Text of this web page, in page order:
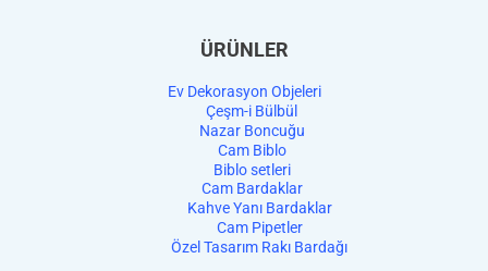
ÜRÜNLER
Ev Dekorasyon Objeleri
Çeşm-i Bülbül
Nazar Boncuğu
Cam Biblo
Biblo setleri
Cam Bardaklar
Kahve Yanı Bardaklar
Cam Pipetler
Özel Tasarım Rakı Bardağı